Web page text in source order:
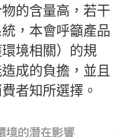
的含量高，若干
，本會呼籲產品
境相關）的規
成的負擔，並且
者知所選擇。